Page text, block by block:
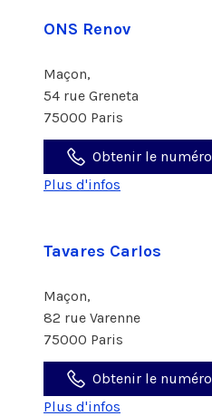
ONS Renov
Maçon,
54 rue Greneta
75000 Paris
Obtenir le numéro
Plus d'infos
Tavares Carlos
Maçon,
82 rue Varenne
75000 Paris
Obtenir le numéro
Plus d'infos